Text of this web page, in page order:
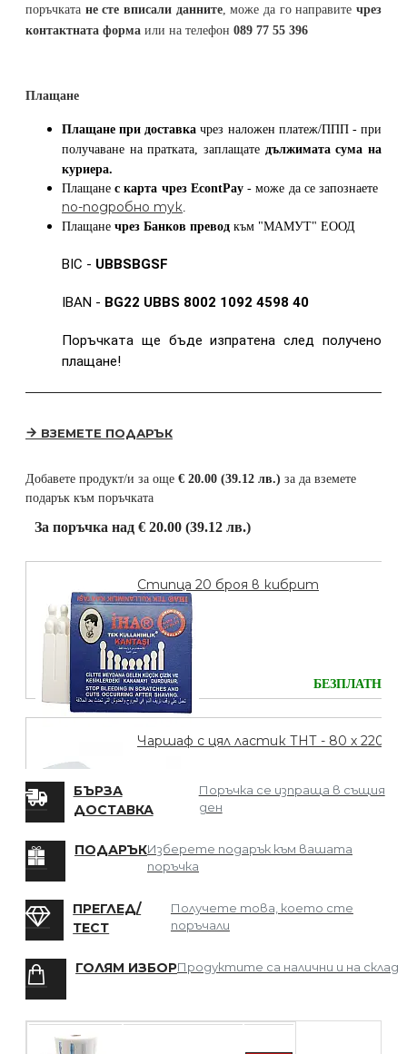
поръчката не сте вписали данните, може да го направитечрез
контактната форма или на телефон 089 77 55 396
Плащане
Плащане при доставка чрез наложен платеж/ППП - при
получаване на пратката, заплащате дължимата сума на
куриера.
Плащанес карта чрез EcontPay- може да се запознаете
по-подробно тук.
Плащане чрез Банков превод към "МАМУТ" ЕООД
BIC - UBBSBGSF
IBAN - BG22 UBBS 8002 1092 4598 40
Поръчката ще бъде изпратена след получено
плащане!
ВЗЕМЕТЕ ПОДАРЪК
Добавете продукт/и за още € 20.00 (39.12 лв.) за да вземете
подарък към поръчката
За поръчка над € 20.00 (39.12 лв.)
Стипца 20 броя в кибрит
БЕЗПЛАТНО
Чаршаф с цял ластик ТНТ - 80 х 220
БЪРЗА
ДОСТАВКА
Поръчка се изпраща в същия
ден
ПОДАРЪКИзберете подарък към вашата
поръчка
ПРЕГЛЕД/
ТЕСТ
Получете това, което сте
поръчали
ГОЛЯМ ИЗБОРПродуктите са налични и на склад